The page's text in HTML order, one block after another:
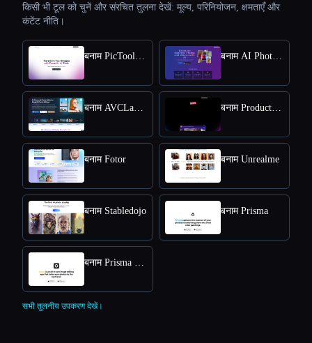
किसी भी टूल को चुनें और संरचित तुलना देखें: मूल्य, परिनियोजन, क्षमताएँ और
कंटेंट नीति।
बनाम PicTools.AI बनाम AI Photos Editor
बनाम AVCLabs PhotoPro AI बनाम ProductScope AI
बनाम Fotor बनाम Unrealme
बनाम Stabledojo बनाम Prisma
बनाम Prisma Lensa
सभी तुलनीय उपकरण देखें।